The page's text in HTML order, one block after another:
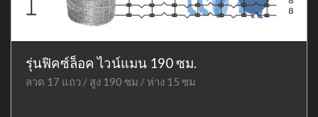
รุ่นฟิคซ์ล็อค ไวน์แมน 190 ซม.
ลวด 17 แถว / สูง 190 ซม / ห่าง 15 ซม